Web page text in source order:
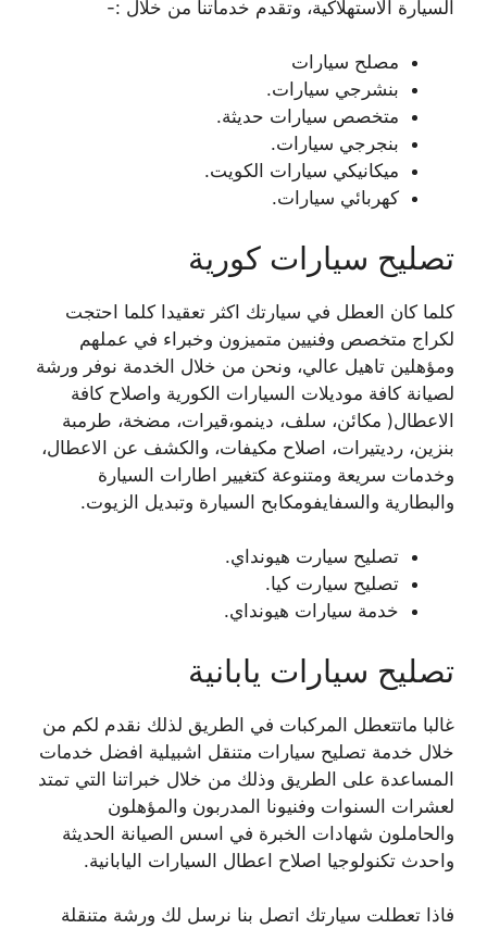
السيارة الاستهلاكية، وتقدم خدماتنا من خلال :-
مصلح سيارات
بنشرجي سيارات.
متخصص سيارات حديثة.
بنجرجي سيارات.
ميكانيكي سيارات الكويت.
كهربائي سيارات.
تصليح سيارات كورية
كلما كان العطل في سيارتك اكثر تعقيدا كلما احتجت
لكراج متخصص وفنيين متميزون وخبراء في عملهم
ومؤهلين تاهيل عالي، ونحن من خلال الخدمة نوفر ورشة
لصيانة كافة موديلات السيارات الكورية واصلاح كافة
الاعطال( مكائن، سلف، دينمو،قيرات، مضخة، طرمبة
بنزين، رديتيرات، اصلاح مكيفات، والكشف عن الاعطال،
وخدمات سريعة ومتنوعة كتغيير اطارات السيارة
والبطارية والسفايفومكابح السيارة وتبديل الزيوت.
تصليح سيارت هيونداي.
تصليح سيارت كيا.
خدمة سيارات هيونداي.
تصليح سيارات يابانية
غالبا ماتتعطل المركبات في الطريق لذلك نقدم لكم من
خلال خدمة تصليح سيارات متنقل اشبيلية افضل خدمات
المساعدة على الطريق وذلك من خلال خبراتنا التي تمتد
لعشرات السنوات وفنيونا المدربون والمؤهلون
والحاملون شهادات الخبرة في اسس الصيانة الحديثة
واحدث تكنولوجيا اصلاح اعطال السيارات اليابانية.
فاذا تعطلت سيارتك اتصل بنا نرسل لك ورشة متنقلة